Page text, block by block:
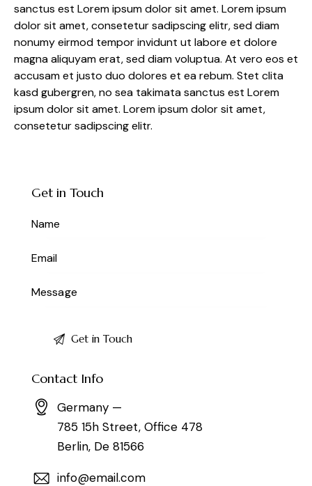
sanctus est Lorem ipsum dolor sit amet. Lorem ipsum
dolor sit amet, consetetur sadipscing elitr, sed diam
nonumy eirmod tempor invidunt ut labore et dolore
magna aliquyam erat, sed diam voluptua. At vero eos et
accusam et justo duo dolores et ea rebum. Stet clita
kasd gubergren, no sea takimata sanctus est Lorem
ipsum dolor sit amet. Lorem ipsum dolor sit amet,
consetetur sadipscing elitr.
Get in Touch
Contact Info
Germany —
785 15h Street, Office 478
Berlin, De 81566
info@email.com